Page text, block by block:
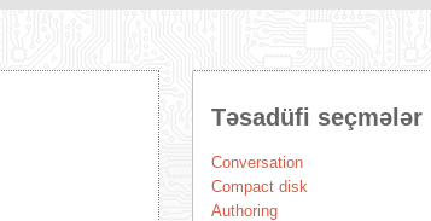
Təsadüfi seçmələr
Conversation
Compact disk
Authoring